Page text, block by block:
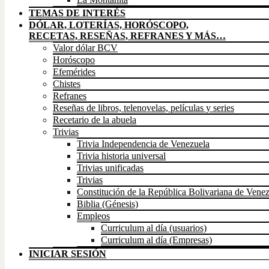
TEMAS DE INTERÉS
DÓLAR, LOTERÍAS, HORÓSCOPO,
RECETAS, RESEÑAS, REFRANES Y MÁS…
Valor dólar BCV
Horóscopo
Efemérides
Chistes
Refranes
Reseñas de libros, telenovelas, películas y series
Recetario de la abuela
Trivias
Trivia Independencia de Venezuela
Trivia historia universal
Trivias unificadas
Trivias
Constitución de la República Bolivariana de
Biblia (Génesis)
Empleos
Curriculum al día (usuarios)
Curriculum al día (Empresas)
INICIAR SESIÓN